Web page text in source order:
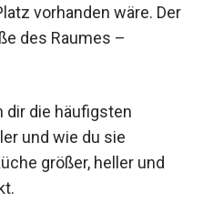
vorhanden wäre. Der
des Raumes –
dir die häufigsten
und wie du sie
größer, heller und